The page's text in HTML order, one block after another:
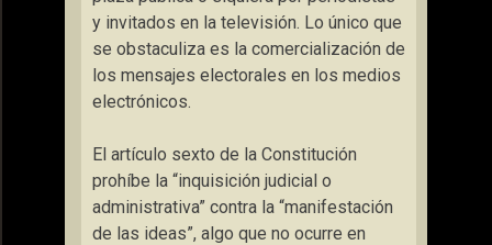
y invitados en la televisión. Lo único que
se obstaculiza es la comercialización de
los mensajes electorales en los medios
electrónicos.
El artículo sexto de la Constitución
prohíbe la “inquisición judicial o
administrativa” contra la “manifestación
de las ideas”, algo que no ocurre en